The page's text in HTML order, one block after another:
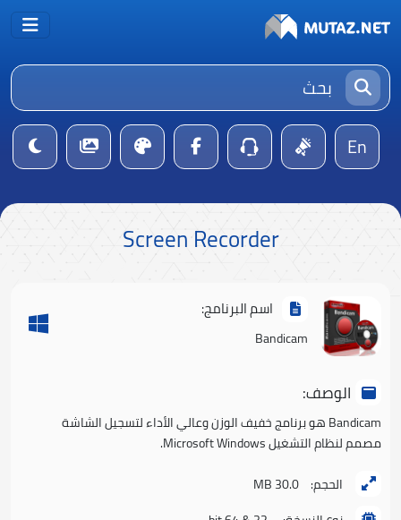
En
Screen Recorder
اسم البرنامج:
Bandicam
الوصف:
Bandicam هو برنامج خفيف الوزن وعالي الأداء لتسجيل الشاشة
مصمم لنظام التشغيل Microsoft Windows.
الحجم: 30.0 MB